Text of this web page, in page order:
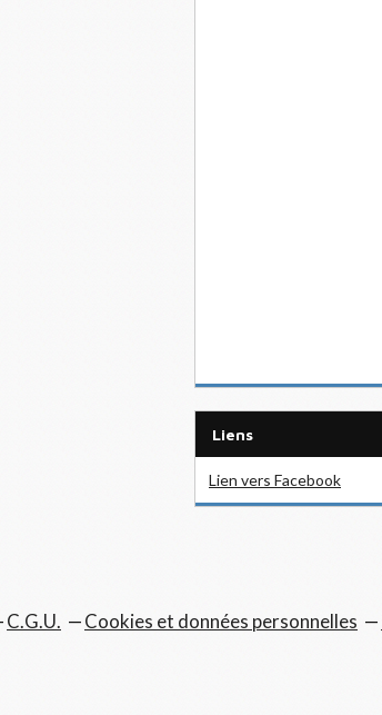
Liens
Lien vers Facebook
C.G.U. Cookies et données personnelles